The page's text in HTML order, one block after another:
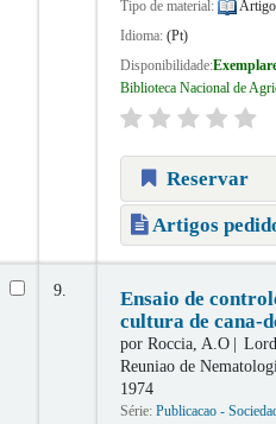
Tipo de material: Artigo
Idioma: (Pt)
Disponibilidade:
Biblioteca Nacional de
Reservar
Artigos
9.
Ensaio de
cultura de cana-
por Roccia, A.O
Reuniao de
1974
Série: Publicacao -